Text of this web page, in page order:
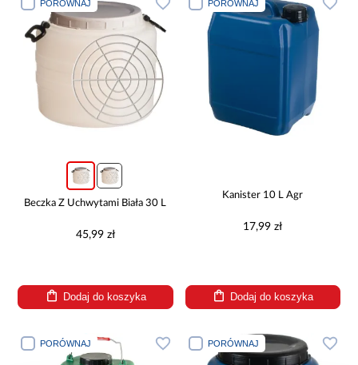
PORÓWNAJ
Beczka Z Uchwytami Biała 30 L
45,99 zł
Dodaj do koszyka
PORÓWNAJ
Kanister 10 L Agr
17,99 zł
Dodaj do koszyka
PORÓWNAJ PORÓWNAJ